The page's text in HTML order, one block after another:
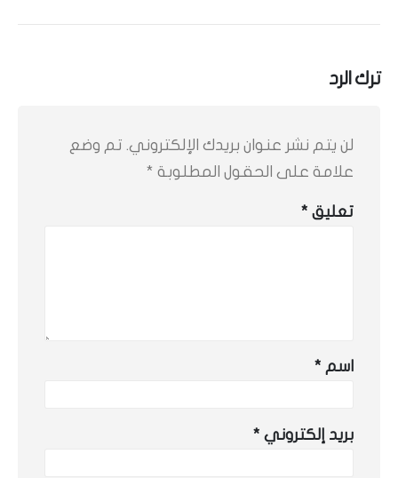
ترك الرد
لن يتم نشر عنوان بريدك الإلكتروني. تم وضع
علامة على الحقول المطلوبة *
تعليق *
اسم *
بريد إلكتروني *